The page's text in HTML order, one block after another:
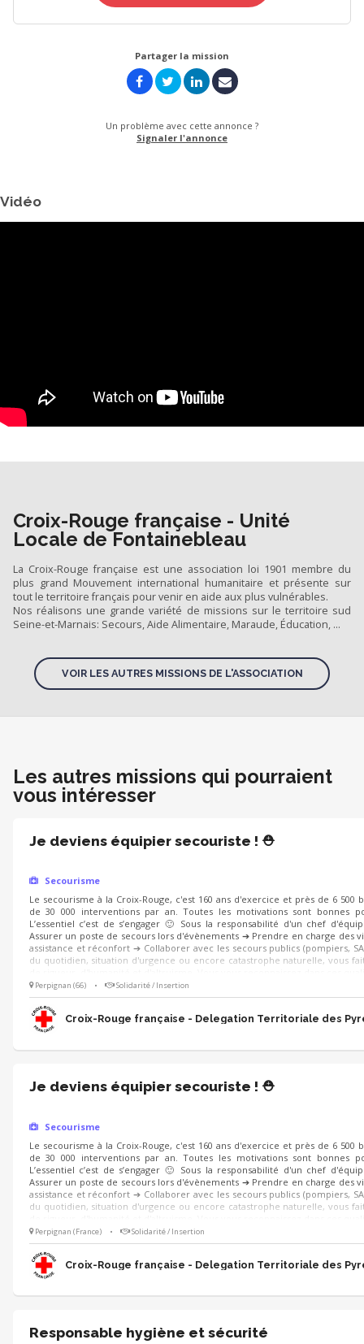
Partager la mission
Un problème avec cette annonce ?
Signaler l'annonce
Vidéo
Croix-Rouge française - Unité
Locale de Fontainebleau
La Croix-Rouge française est une association loi 1901 membre du
plus grand Mouvement international humanitaire et présente sur
tout le territoire français pour venir en aide aux plus vulnérables.
Nos réalisons une grande variété de missions sur le territoire sud
Seine-et-Marnais: Secours, Aide Alimentaire, Maraude, Éducation, ...
VOIR LES AUTRES MISSIONS DE L'ASSOCIATION
Les autres missions qui pourraient
vous intéresser
Je deviens équipier secouriste ! ⛑️
Secourisme
Le secourisme à la Croix-Rouge, c'est 160 ans d'exercice et près de 6 500
de 30 000 interventions par an. Toutes les motivations sont bonnes
L’essentiel c’est de s’engager 🙂 Sous la responsabilité d'un chef
Assurer un poste de secours lors d'évènements ➔ Prendre en charge des
assistance et réconfort ➔ Collaborer avec les secours publics (pompiers,
du quotidien, situation d'urgence ou encore catastrophe naturelle, vous
Perpignan (66) • Solidarité / Insertion
Croix-Rouge française - Delegation Territoriale des
Je deviens équipier secouriste ! ⛑️
Secourisme
Le secourisme à la Croix-Rouge, c'est 160 ans d'exercice et près de 6 500
de 30 000 interventions par an. Toutes les motivations sont bonnes
L’essentiel c’est de s’engager 🙂 Sous la responsabilité d'un chef
Assurer un poste de secours lors d'évènements ➔ Prendre en charge des
assistance et réconfort ➔ Collaborer avec les secours publics (pompiers,
du quotidien, situation d'urgence ou encore catastrophe naturelle, vous
Perpignan (France) • Solidarité / Insertion
Croix-Rouge française - Delegation Territoriale des
Responsable hygiène et sécurité